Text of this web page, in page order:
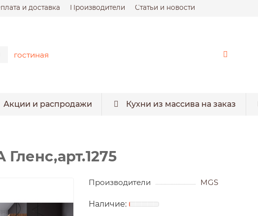
и доставка Производители Статьи и новости
Акции и распродажи Кухни из массива на заказ
Гленс,арт.1275
Производители MGS